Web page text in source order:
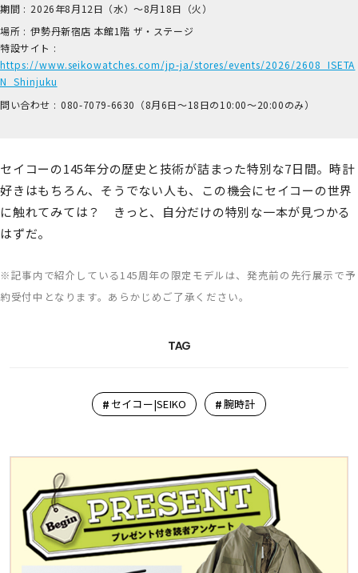
期間 : 2026年8月12日（水）～8月18日（火）
場所 : 伊​勢丹新宿店 本​館1階 ザ​・ステージ
特設サイト :
https://www.seikowatches.com/jp-ja/stores/events/2026/2608_ISETA
N_Shinjuku
問い合わせ : 0​80-7​079-6​630（8月6日～18日の1​0:00～2​0:00のみ）
セイコーの145年分の歴史と技術が詰まった特別な7日間。時計
好きはもちろん、そうでない人も、この機会にセイコーの世界
に触れてみては？ きっと、自分だけの特別な一本が見つかる
はずだ。
※記事内で紹介している145周年の限定モデルは、発売前の先行展示で予
約受付中となります。あらかじめご了承ください。
TAG
# セイコー|SEIKO #腕時計